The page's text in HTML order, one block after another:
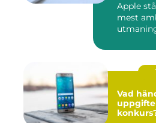
Apple
mest
Vad